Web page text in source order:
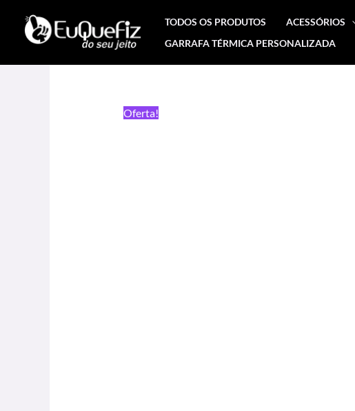
conteúdo
TODOS OS PRODUTOS ACESSÓRIOS
GARRAFA TÉRMICA PERSONALIZADA
Oferta!